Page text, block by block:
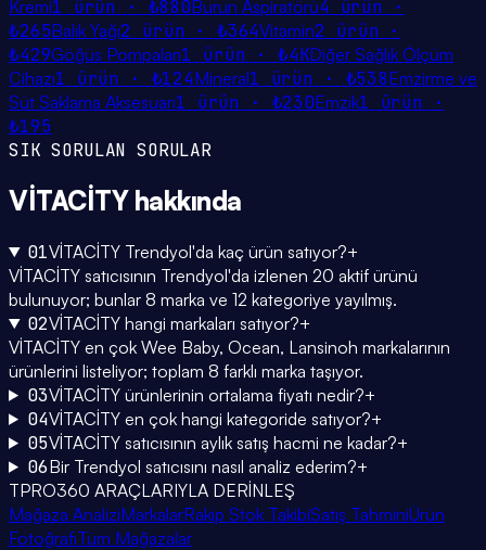
Kremi1 ürün · ₺880Burun Aspiratörü4 ürün ·
₺265Balık Yağı2 ürün · ₺364Vitamin2
ürün ·
₺429Göğüs Pompaları1 ürün · ₺4KDiğer Sağlık Ölçüm
Cihazı1 ürün · ₺124Mineral1 ürün · ₺538Emzirme ve
Süt Saklama Aksesuarı1 ürün · ₺230Emzik1 ürün ·
₺195
SIK SORULAN SORULAR
VİTACİTYhakkında
01VİTACİTY Trendyol'da kaç ürün satıyor?+
VİTACİTY satıcısının Trendyol'da izlenen 20 aktif ürünü
bulunuyor; bunlar 8 marka ve 12 kategoriye yayılmış.
02VİTACİTY hangi markaları satıyor?+
VİTACİTY en çok Wee Baby, Ocean, Lansinoh markalarının
ürünlerini listeliyor; toplam 8 farklı marka taşıyor.
03VİTACİTY ürünlerinin ortalama fiyatı nedir?+
04VİTACİTY en çok hangi kategoride satıyor?+
05VİTACİTY satıcısının aylık satış hacmi ne kadar?+
06Bir Trendyol satıcısını nasıl analiz ederim?+
TPRO360 ARAÇLARIYLA DERİNLEŞ
Mağaza AnaliziMarkalarRakip Stok TakibiSatış TahminiÜrün
FotoğrafıTüm Mağazalar